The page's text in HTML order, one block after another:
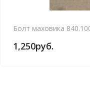
Болт маховика
1,250руб.